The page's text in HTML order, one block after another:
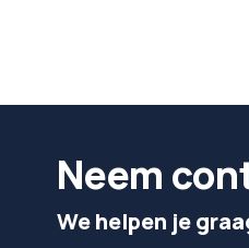
Neem
We helpen je